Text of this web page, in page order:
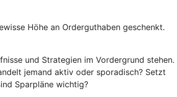
Höhe an Orderguthaben geschenkt.
und Strategien im Vordergrund stehen.
jemand aktiv oder sporadisch? Setzt
Sparpläne wichtig?